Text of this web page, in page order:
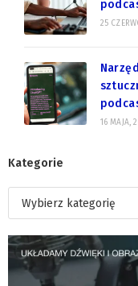
25
16 MAJA,
Kategorie